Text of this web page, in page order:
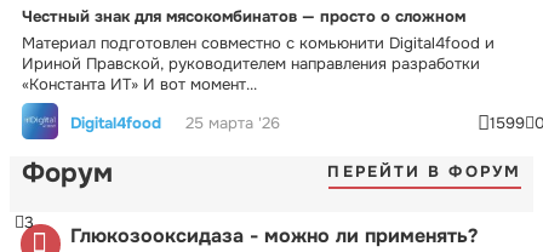
Честный знак для мясокомбинатов — просто о сложном
Материал подготовлен совместно с комьюнити Digital4food и
Ириной Правской, руководителем направления разработки
«Константа ИТ» И вот момент...
Digital4food
25 марта '26 1599
Форум ПЕРЕЙТИ В ФОРУМ
Глюкозооксидаза - можно ли применять?
3